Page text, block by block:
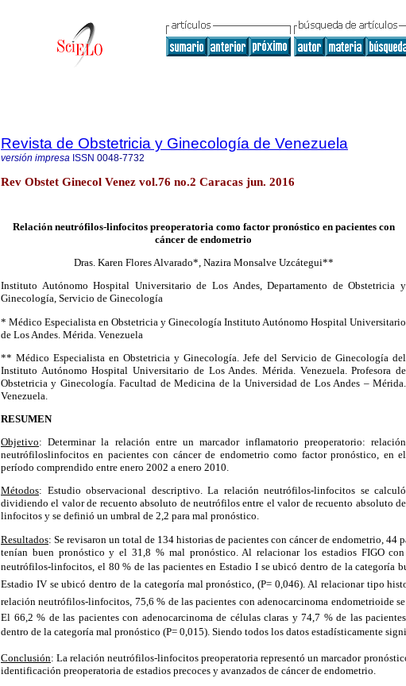
Revista de Obstetricia y Ginecología de Venezuela
versión impresa ISSN 0048-7732
Rev Obstet Ginecol Venez vol.76 no.2 Caracas jun. 2016
Relación neutrófilos-linfocitos preoperatoria como factor pronóstico en pacientes con
cáncer de endometrio
Dras. Karen Flores Alvarado*, Nazira Monsalve Uzcátegui**
Instituto Autónomo Hospital Universitario de Los Andes, Departamento de Obstetricia y
Ginecología, Servicio de Ginecología
* Médico Especialista en Obstetricia y Ginecología Instituto Autónomo Hospital Universitario
de Los Andes. Mérida. Venezuela
** Médico Especialista en Obstetricia y Ginecología. Jefe del Servicio de Ginecología del
Instituto Autónomo Hospital Universitario de Los Andes. Mérida. Venezuela. Profesora de
Obstetricia y Ginecología. Facultad de Medicina de la Universidad de Los Andes – Mérida.
Venezuela.
RESUMEN
Objetivo: Determinar la relación entre un marcador inflamatorio preoperatorio: relación
neutrófiloslinfocitos en pacientes con cáncer de endometrio como factor pronóstico, en el
período comprendido entre enero 2002 a enero 2010.
Métodos: Estudio observacional descriptivo. La relación neutrófilos-linfocitos se calculó
dividiendo el valor de recuento absoluto de neutrófilos entre el valor de recuento absoluto de
linfocitos y se definió un umbral de 2,2 para mal pronóstico.
Resultados: Se revisaron un total de 134 historias de pacientes con cáncer de endometrio, 44
tenían buen pronóstico y el 31,8 % mal pronóstico. Al relacionar los estadios FIGO
neutrófilos-linfocitos, el 80 % de las pacientes en Estadio I se ubicó dentro de la categoría
Estadio IV se ubicó dentro de la categoría mal pronóstico, (P= 0,046). Al relacionar tipo
relación neutrófilos-linfocitos, 75,6 % de las pacientes con adenocarcinoma endometrioide se
El 66,2 % de las pacientes con adenocarcinoma de células claras y 74,7 % de las
dentro de la categoría mal pronóstico (P= 0,015). Siendo todos los datos estadísticamente
Conclusión: La relación neutrófilos-linfocitos preoperatoria representó un marcador
identificación preoperatoria de estadios precoces y avanzados de cáncer de endometrio.